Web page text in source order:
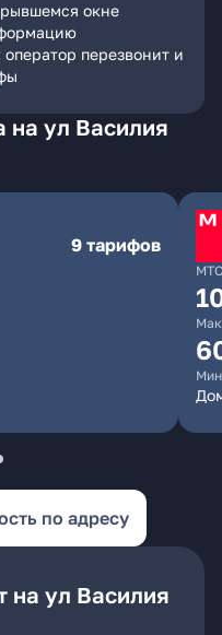
окне
перезвонит и
на ул Василия
9 тарифов
МТС
по адресу
на ул Василия